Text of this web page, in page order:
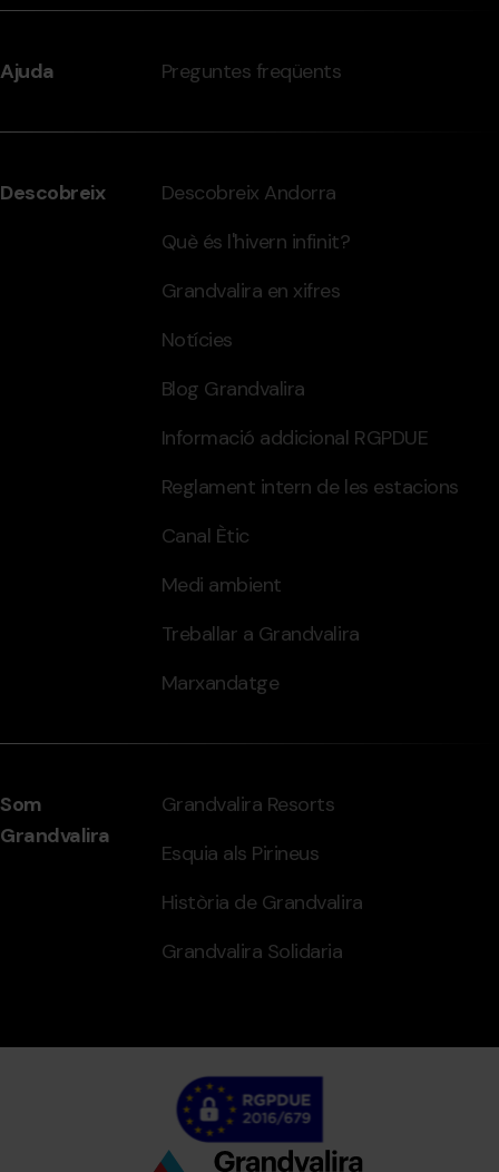
Ajuda Preguntes freqüents
Descobreix
Descobreix Andorra
Què és l'hivern infinit?
Grandvalira en xifres
Notícies
Blog Grandvalira
Informació addicional RGPDUE
Reglament intern de les estacions
Canal Ètic
Medi ambient
Treballar a Grandvalira
Marxandatge
Som
Grandvalira
Grandvalira Resorts
Esquia als Pirineus
Història de Grandvalira
Grandvalira Solidaria